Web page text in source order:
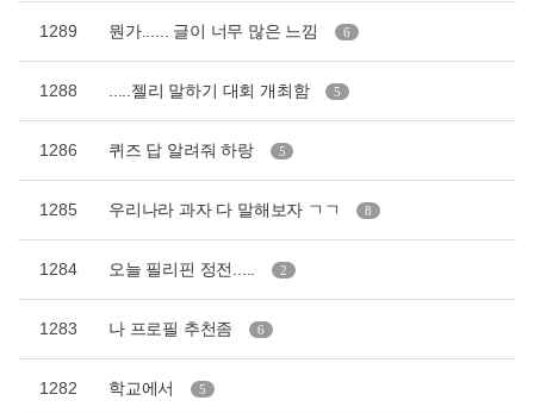
1289 뭔가...... 글이 너무 많은 느낌 6
1288 .....젤리 말하기 대회 개최함 5
1286 퀴즈 답 알려줘 하랑 5
1285 우리나라 과자 다 말해보자 ㄱㄱ 8
1284 오늘 필리핀 정전..... 2
1283 나 프로필 추천좀 6
1282 학교에서 5